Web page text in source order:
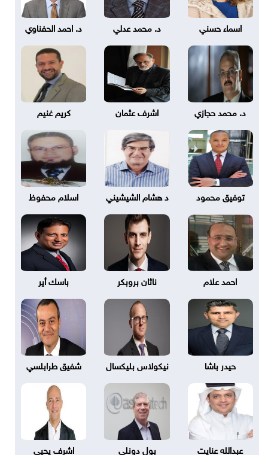
اسماء حسني د. محمد عدلي د. احمد الحفناوي
د. محمد حجازي اشرف عثمان كريم غنيم
توفيق محمود د هشام الشيشيني اسلام محفوظ
احمد علام ناثان بروبكر باسك أير
حيدر باشا نيكولاس بليكسال شفيق طرابلسي
عبدالله عنايت بول دونلي اشرف يحيى